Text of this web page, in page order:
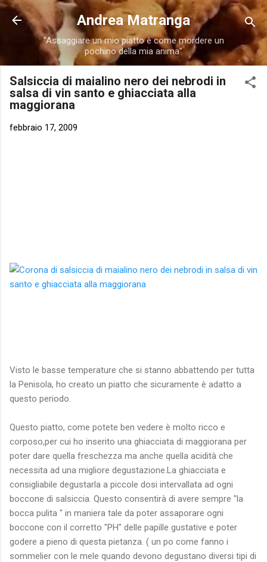
Passa ai contenuti principali
Andrea Matranga
"Assaggiare un mio piatto è come mordere un
pochino della mia anima"
Salsiccia di maialino nero dei nebrodi in
salsa di vin santo e ghiacciata alla
maggiorana
febbraio 17, 2009
Visto le basse temperature che si stanno abbattendo per tutta
la Penisola, ho creato un piatto che sicuramente è adatto a
questo periodo.
Questo piatto, come potete ben vedere è molto ricco e
corposo,per cui ho inserito una ghiacciata di maggiorana per
poter dare quella freschezza ma anche quella acidità che
necessita ad una migliore degustazione.La ghiacciata e
consigliabile degustarla a piccole dosi intervallata ad ogni
boccone di salsiccia. Questo consentirà di avere sempre "la
bocca pulita " in maniera tale da poter assaporare ogni
boccone con il corretto "PH" delle papille gustative e poter
godere a pieno di questa pietanza. ( un po come fanno i
sommelier con le mele quando devono degustano diversi tipi di